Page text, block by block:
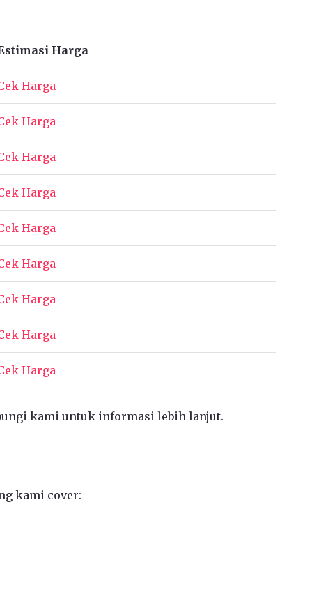
Harga
Harga
Harga
Harga
Harga
Harga
Harga
Harga
Harga
Harga
kami untuk informasi lebih lanjut.
kami cover: